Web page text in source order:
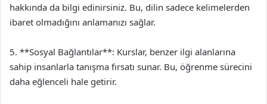
hakkında da bilgi edinirsiniz. Bu, dilin sadece kelimelerden
ibaret olmadığını anlamanızı sağlar.
5. **Sosyal Bağlantılar**: Kurslar, benzer ilgi alanlarına
sahip insanlarla tanışma fırsatı sunar. Bu, öğrenme sürecini
daha eğlenceli hale getirir.